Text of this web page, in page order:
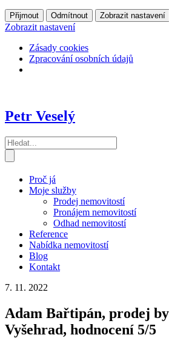
Přijmout Odmítnout Zobrazit nastavení
Zobrazit nastavení
Zásady cookies
Zpracování osobních údajů
Petr Veselý
Proč já
Moje služby
Prodej nemovitostí
Pronájem nemovitostí
Odhad nemovitostí
Reference
Nabídka nemovitostí
Blog
Kontakt
7. 11. 2022
Adam Bařtipán, prodej
Vyšehrad, hodnocení 5/5